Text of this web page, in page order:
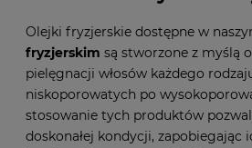
Olejki fryzjerskie dostępne w
fryzjerskim są stworzone z myślą
pielęgnacji włosów każdego
niskoporowatych po
stosowanie tych produktów
doskonałej kondycji, zapobiegając